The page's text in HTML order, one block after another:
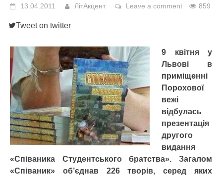
13.04.2011 ЛітАкцент Leave a comment 859
Tweet on twitter
9 квітня у
Львові в
приміщенні
Порохової
вежі
відбулась
презентація
другого
видання
«Співаника Студентського братства». Загалом
«Співаник» об’єднав 226 творів, серед яких